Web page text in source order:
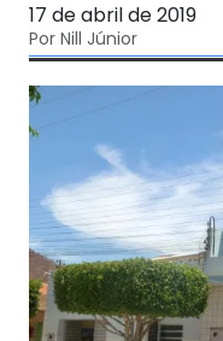
17 de abril de 2019
Por Nill Júnior